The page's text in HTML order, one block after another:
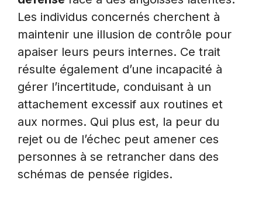
Les individus concernés cherchent à
maintenir une illusion de contrôle pour
apaiser leurs peurs internes. Ce trait
résulte également d’une incapacité à
gérer l’incertitude, conduisant à un
attachement excessif aux routines et
aux normes. Qui plus est, la peur du
rejet ou de l’échec peut amener ces
personnes à se retrancher dans des
schémas de pensée rigides.